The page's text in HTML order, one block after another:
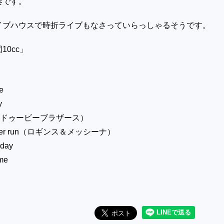
ハウスで時折ライブもなさっていらっしゃるそうです。
10cc 」
ゥービーブラザース）
run（ロギンス＆メッシーナ）